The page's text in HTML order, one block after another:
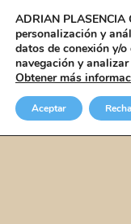
ADRIAN PLASENCIA
personalización y
datos de conexión y/
navegación y
Obtener más
Aceptar